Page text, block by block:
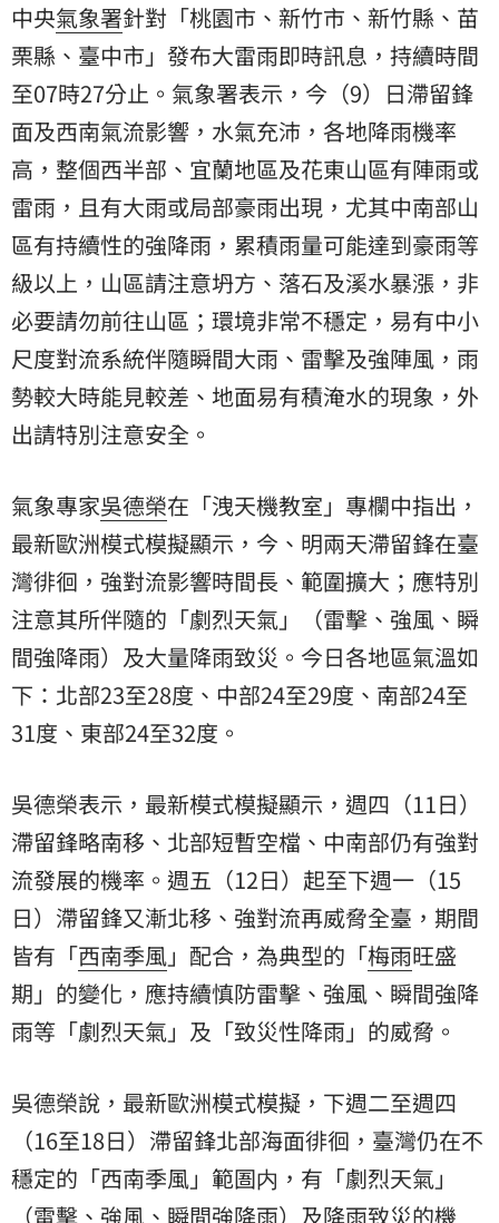
中央氣象署針對「桃園市、新竹市、新竹縣、苗
栗縣、臺中市」發布大雷雨即時訊息，持續時間
至07時27分止。氣象署表示，今（9）日滯留鋒
面及西南氣流影響，水氣充沛，各地降雨機率
高，整個西半部、宜蘭地區及花東山區有陣雨或
雷雨，且有大雨或局部豪雨出現，尤其中南部山
區有持續性的強降雨，累積雨量可能達到豪雨等
級以上，山區請注意坍方、落石及溪水暴漲，非
必要請勿前往山區；環境非常不穩定，易有中小
尺度對流系統伴隨瞬間大雨、雷擊及強陣風，雨
勢較大時能見較差、地面易有積淹水的現象，外
出請特別注意安全。
氣象專家吳德榮在「洩天機教室」專欄中指出，
最新歐洲模式模擬顯示，今、明兩天滯留鋒在臺
灣徘徊，強對流影響時間長、範圍擴大；應特別
注意其所伴隨的「劇烈天氣」（雷擊、強風、瞬
間強降雨）及大量降雨致災。今日各地區氣溫如
下：北部23至28度、中部24至29度、南部24至
31度、東部24至32度。
吳德榮表示，最新模式模擬顯示，週四（11日）
滯留鋒略南移、北部短暫空檔、中南部仍有強對
流發展的機率。週五（12日）起至下週一（15
日）滯留鋒又漸北移、強對流再威脅全臺，期間
皆有「西南季風」配合，為典型的「梅雨旺盛
期」的變化，應持續慎防雷擊、強風、瞬間強降
雨等「劇烈天氣」及「致災性降雨」的威脅。
吳德榮說，最新歐洲模式模擬，下週二至週四
（16至18日）滯留鋒北部海面徘徊，臺灣仍在不
穩定的「西南季風」範圄内，有「劇烈天氣」
（雷擊、強風、瞬間強降雨）及降雨致災的機